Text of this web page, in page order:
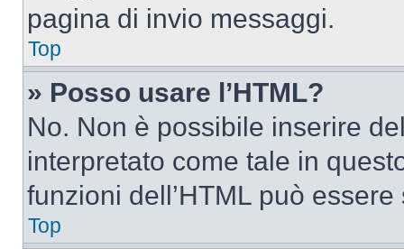
pagina di invio messaggi.
Top
» Posso usare l’HTML?
No. Non è possibile inserire
interpretato come tale in
funzioni dell’HTML può
Top